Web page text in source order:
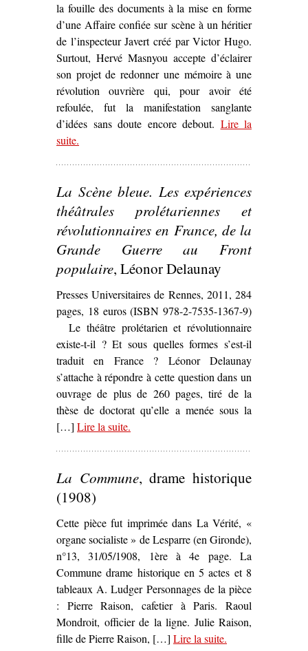
la fouille des documents à la mise en forme
d’une Affaire confiée sur scène à un héritier
de l’inspecteur Javert créé par Victor Hugo.
Surtout, Hervé Masnyou accepte d’éclairer
son projet de redonner une mémoire à une
révolution ouvrière qui, pour avoir été
refoulée, fut la manifestation sanglante
d’idées sans doute encore debout. Lire la
suite– ‘« Mais l’idée est debout » – Une pièce
.
La Scène bleue. Les expériences
théâtrales prolétariennes et
révolutionnaires en France, de la
Grande Guerre au Front
populaire, Léonor Delaunay
Presses Universitaires de Rennes, 2011, 284
pages, 18 euros (ISBN 978-2-7535-1367-9)
Le théâtre prolétarien et révolutionnaire
existe-t-il ? Et sous quelles formes s’est-il
traduit en France ? Léonor Delaunay
s’attache à répondre à cette question dans un
ouvrage de plus de 260 pages, tiré de la
thèse de doctorat qu’elle a menée sous la
[…] Lire la suite– ‘
Grande Guerre au Front populaire
.
La Commune, drame historique
(1908)
Cette pièce fut imprimée dans La Vérité, «
organe socialiste » de Lesparre (en Gironde),
n°13, 31/05/1908, 1ère à 4e page. La
Commune drame historique en 5 actes et 8
tableaux A. Ludger Personnages de la pièce
: Pierre Raison, cafetier à Paris. Raoul
Mondroit, officier de la ligne. Julie Raison,
fille de Pierre Raison, […] Lire la suite– ‘
.